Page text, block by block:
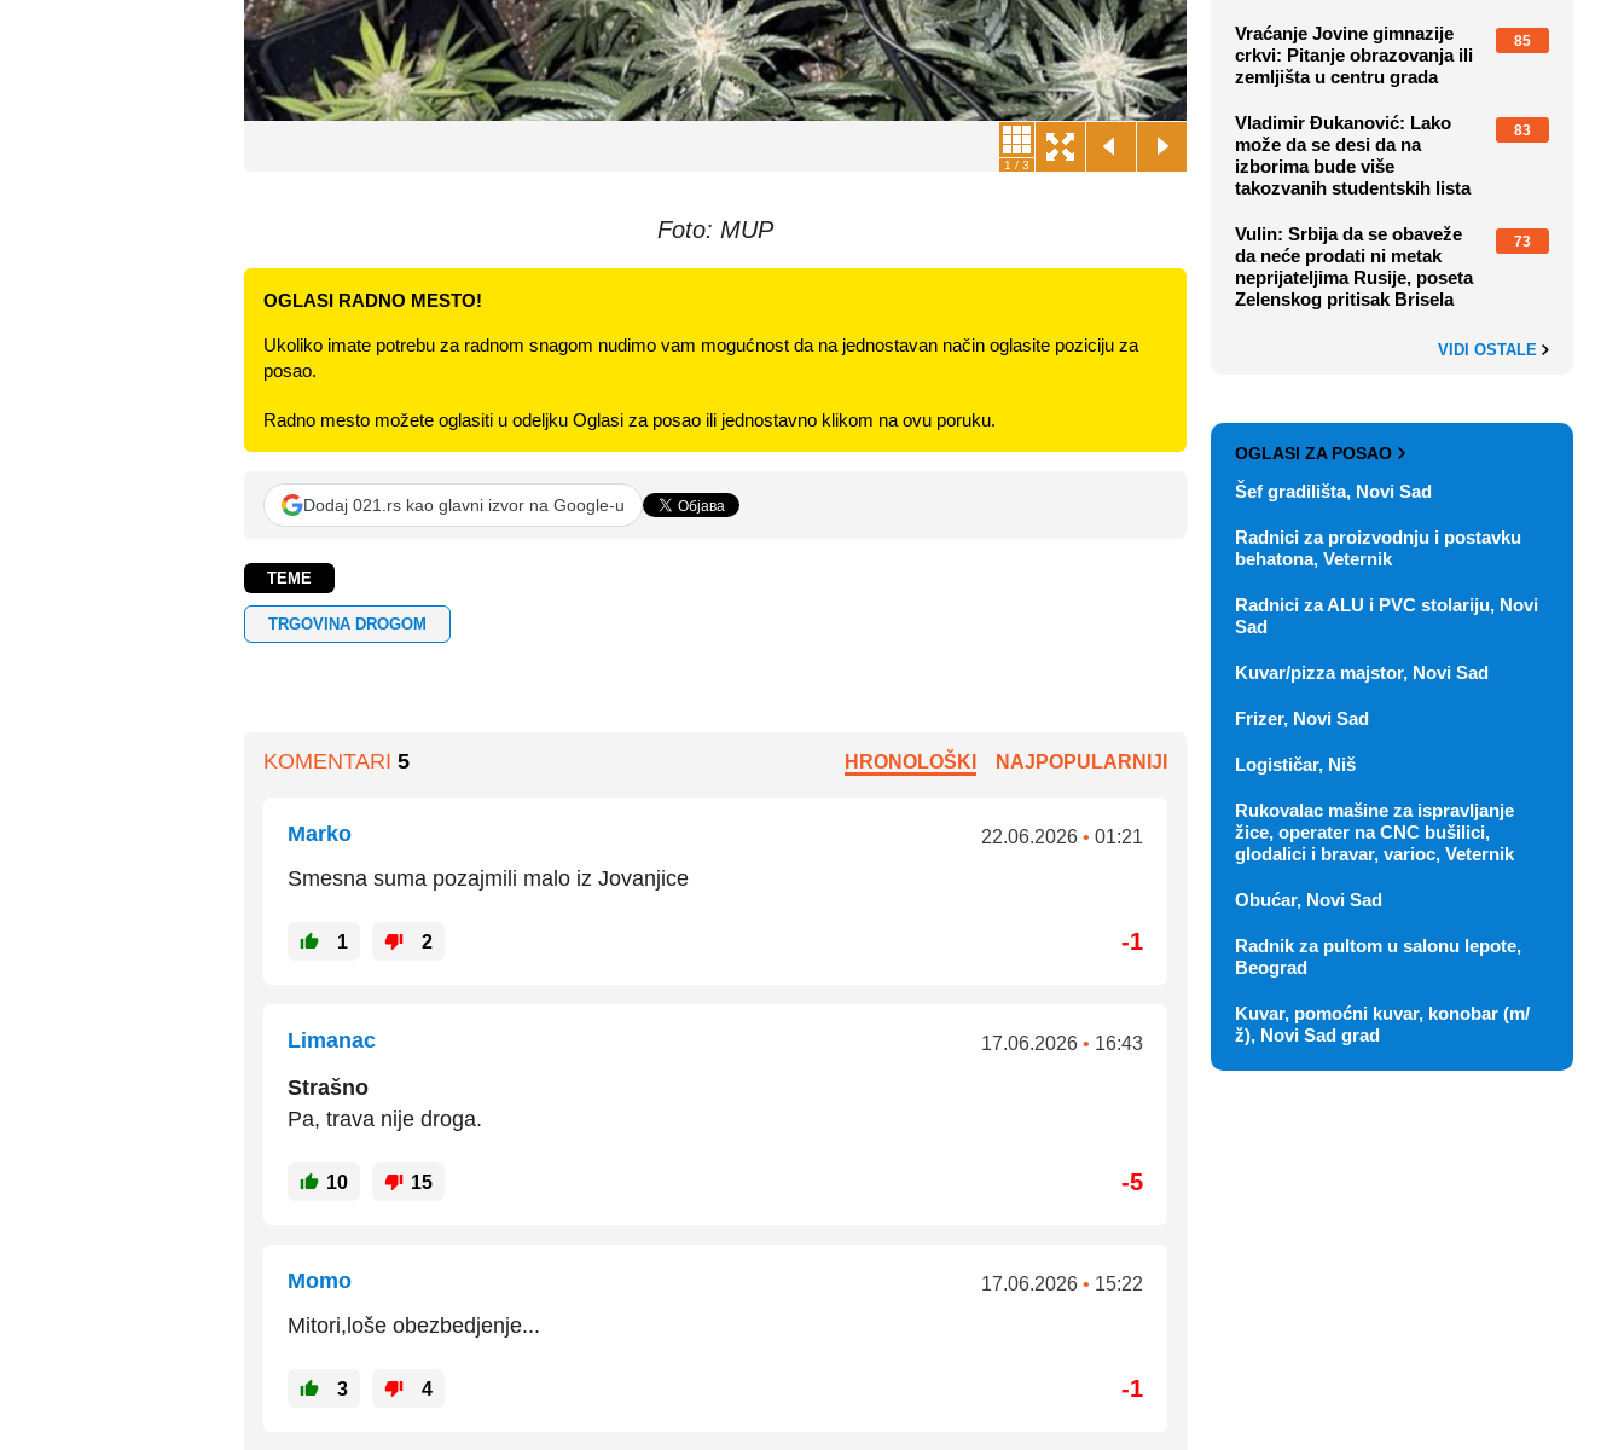
1 / 3
Foto: MUP
OGLASI RADNO MESTO!
Ukoliko imate potrebu za radnom snagom nudimo vam mogućnost da na jednostavan način oglasite poziciju za
posao.
Radno mesto možete oglasiti u odeljku Oglasi za posao ili jednostavno klikom na ovu poruku.
Dodaj 021.rs kao glavni izvor na Google-u
TEME
TRGOVINA DROGOM
KOMENTARI 5 HRONOLOŠKI NAJPOPULARNIJI
Marko 22.06.2026 • 01:21
Smesna suma pozajmili malo iz Jovanjice
1 2 -1
Limanac 17.06.2026 • 16:43
Strašno
Pa, trava nije droga.
10 15 -5
Momo 17.06.2026 • 15:22
Mitori,loše obezbedjenje...
3 4 -1
Vraćanje Jovine gimnazije
crkvi: Pitanje obrazovanja ili
zemljišta u centru grada
85
Vladimir Đukanović: Lako
može da se desi da na
izborima bude više
takozvanih studentskih lista
83
Vulin: Srbija da se obaveže
da neće prodati ni metak
neprijateljima Rusije, poseta
Zelenskog pritisak Brisela
73
VIDI OSTALE
OGLASI ZA POSAO
Šef gradilišta, Novi Sad
Radnici za proizvodnju i postavku
behatona, Veternik
Radnici za ALU i PVC stolariju, Novi
Sad
Kuvar/pizza majstor, Novi Sad
Frizer, Novi Sad
Logističar, Niš
Rukovalac mašine za ispravljanje
žice, operater na CNC bušilici,
glodalici i bravar, varioc, Veternik
Obućar, Novi Sad
Radnik za pultom u salonu lepote,
Beograd
Kuvar, pomoćni kuvar, konobar (m/
ž), Novi Sad grad